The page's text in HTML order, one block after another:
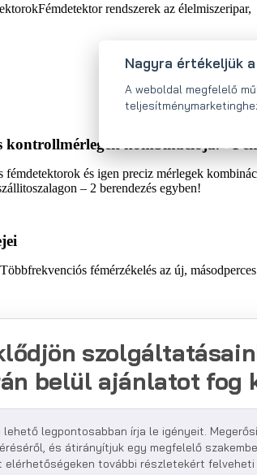
Fémdetektor rendszerek az
kontrollmérlegek kombinációja.
fémdetektorok és igen preciz mérlegek
– 2 berendezés egyben!
Többfrekvenciós fémérzékelés az új,
belül ajánlatot fog
lehető legpontosabban írja le igényeit.
és átirányítjuk egy megfelelő
további részletekért felveheti
Nagyra értékeljük
A weboldal megfelelő